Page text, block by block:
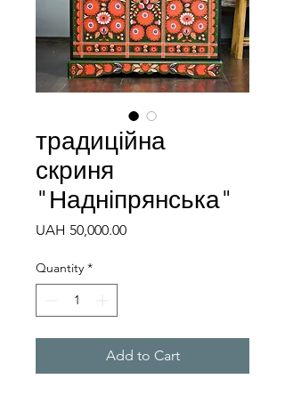
традиційна
скриня
"Надніпрянська"
UAH 50,000.00Price
Quantity *
Add to Cart